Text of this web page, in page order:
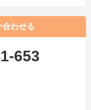
合わせる
653